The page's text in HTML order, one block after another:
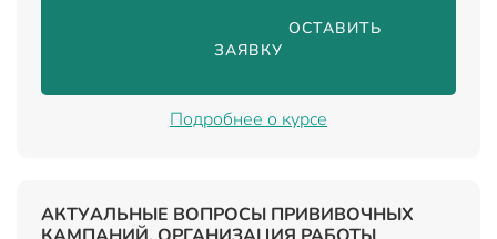
                                ОСТАВИТЬ
ЗАЯВКУ
Подробнее о курсе
АКТУАЛЬНЫЕ ВОПРОСЫ ПРИВИВОЧНЫХ